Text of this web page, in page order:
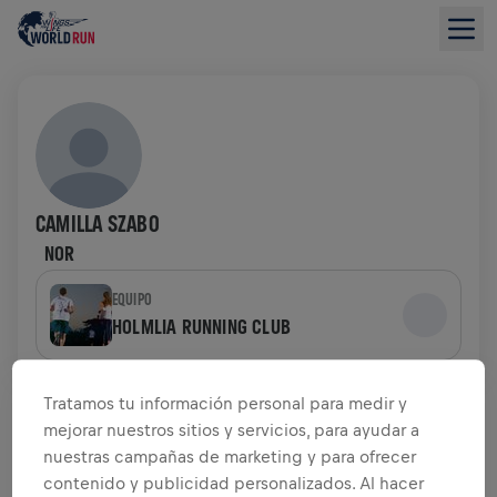
CAMILLA SZABO
NOR
EQUIPO
HOLMLIA RUNNING CLUB
RESUMEN DE RECAUDACIÓN DE FONDOS
0,00 US$ ALCANZADOS DE 0,00 US$ OBJETIVO
Tratamos tu información personal para medir y
mejorar nuestros sitios y servicios, para ayudar a
nuestras campañas de marketing y para ofrecer
contenido y publicidad personalizados. Al hacer